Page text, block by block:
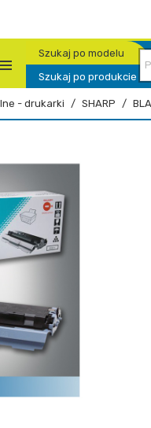
Szukaj po modelu
Szukaj po produkcie
- drukarki SHARP